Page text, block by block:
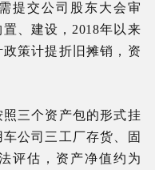
提交公司股东大会审
、建设，2018年以来
策计提折旧摊销，资
三个资产包的形式挂
公司三工厂存货、固
评估，资产净值约为